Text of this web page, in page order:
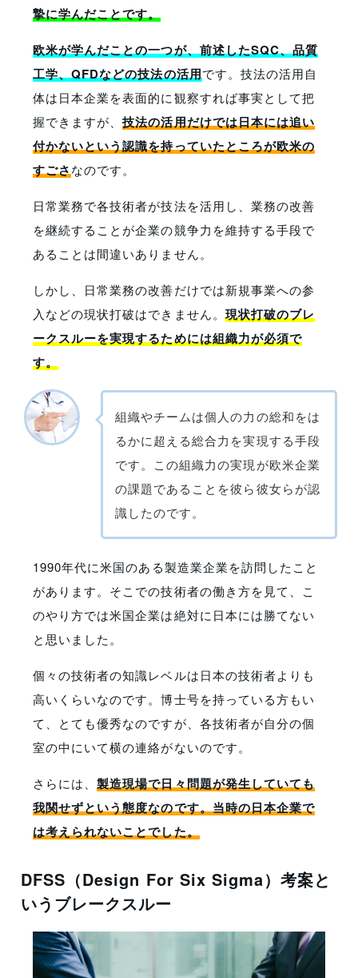
摯に学んだことです。
欧米が学んだことの一つが、前述したSQC、品質
工学、QFDなどの技法の活用です。技法の活用自
体は日本企業を表面的に観察すれば事実として把
握できますが、技法の活用だけでは日本には追い
付かないという認識を持っていたところが欧米の
すごさなのです。
日常業務で各技術者が技法を活用し、業務の改善
を継続することが企業の競争力を維持する手段で
あることは間違いありません。
しかし、日常業務の改善だけでは新規事業への参
入などの現状打破はできません。 現状打破のブレ
ークスルーを実現するためには組織力が必須で
す。
組織やチームは個人の力の総和をは
るかに超える総合力を実現する手段
です。この組織力の実現が欧米企業
の課題であることを彼ら彼女らが認
識したのです。
1990年代に米国のある製造業企業を訪問したこと
があります。そこでの技術者の働き方を見て、こ
のやり方では米国企業は絶対に日本には勝てない
と思いました。
個々の技術者の知識レベルは日本の技術者よりも
高いくらいなのです。博士号を持っている方もい
て、とても優秀なのですが、各技術者が自分の個
室の中にいて横の連絡がないのです。
さらには、製造現場で日々問題が発生していても
我関せずという態度なのです。当時の日本企業で
は考えられないことでした。
DFSS（Design For Six Sigma）考案と
いうブレークスルー